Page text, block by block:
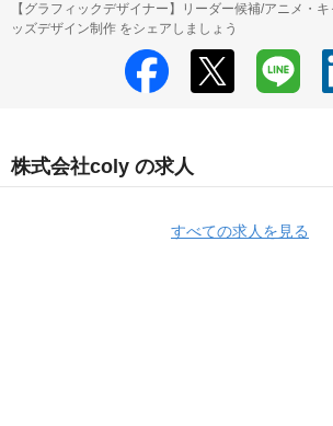
【グラフィックデザイナー】リーダー候補/アニメ・
ッズデザイン制作 をシェアしましょう
株式会社coly の求人
すべての求人を見る